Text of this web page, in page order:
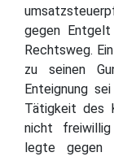
gegen
Rechtsweg.
zu seinen
Enteignung
Tätigkeit des
nicht
legte gegen